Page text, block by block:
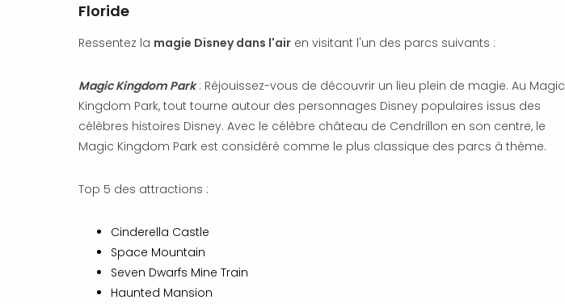
Floride
Ressentez la magie Disney dans l'air en visitant l'un des parcs suivants :
Magic Kingdom Park: Réjouissez-vous de découvrir un lieu plein de magie. Au Magic
Kingdom Park, tout tourne autour des personnages Disney populaires issus des
célèbres histoires Disney. Avec le célèbre château de Cendrillon en son centre, le
Magic Kingdom Park est considéré comme le plus classique des parcs à thème.
Top 5 des attractions :
Cinderella Castle
Space Mountain
Seven Dwarfs Mine Train
Haunted Mansion